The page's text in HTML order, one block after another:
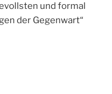
und formal
der Gegenwart“